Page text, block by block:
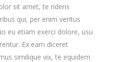
sit amet, te ridens
qui, per enim veritus
eu etiam exerci dolore, usu
Ex eam diceret
similique vix, te equidem